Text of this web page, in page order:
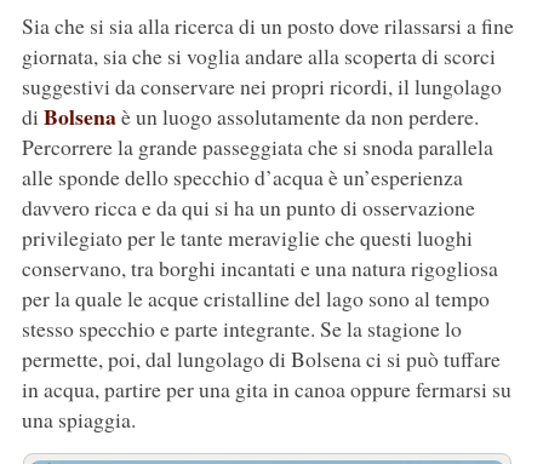
Sia che si sia alla ricerca di un posto dove rilassarsi a fine
giornata, sia che si voglia andare alla scoperta di scorci
suggestivi da conservare nei propri ricordi, il lungolago
di Bolsenaè un luogo assolutamente da non perdere.
Percorrere la grande passeggiata che si snoda parallela
alle sponde dello specchio d’acqua è un’esperienza
davvero ricca e da qui si ha un punto di osservazione
privilegiato per le tante meraviglie che questi luoghi
conservano, tra borghi incantati e una natura rigogliosa
per la quale le acque cristalline del lago sono al tempo
stesso specchio e parte integrante. Se la stagione lo
permette, poi, dal lungolago di Bolsena ci si può tuffare
in acqua, partire per una gita in canoa oppure fermarsi su
una spiaggia.